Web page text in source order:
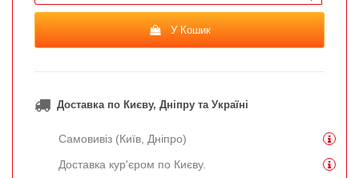
У Кошик
Доставка по Києву, Дніпру та Україні
Самовивіз (Київ, Дніпро)
Доставка кур'єром по Києву.